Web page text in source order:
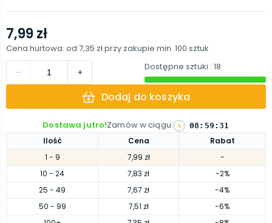
Ilość Cena
Rabat
1 - 9 7,99 zł
-
10 - 24 7,83 zł
-2%
25 - 49 7,67 zł
-4%
50 - 99 7,51 zł
-6%
7,99 zł
Cena hurtowa: od 7,35 złprzy zakupie min. 100 sztuk
Dostępne sztuki : 18
Dodaj do koszyka
Dostawa jutro!Zamów w ciągu: 08 : 59 :30